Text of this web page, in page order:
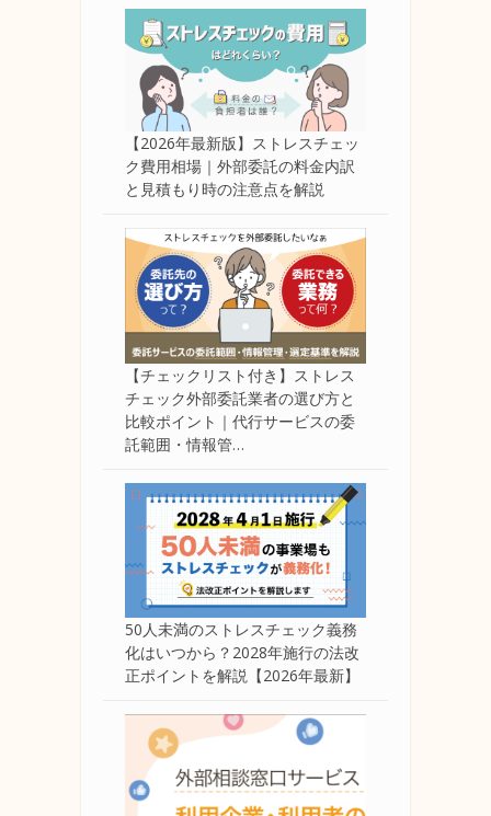
【2026年最新版】ストレスチェッ
ク費用相場｜外部委託の料金内訳
と見積もり時の注意点を解説
【チェックリスト付き】ストレス
チェック外部委託業者の選び方と
比較ポイント｜代行サービスの委
託範囲・情報管…
50人未満のストレスチェック義務
化はいつから？2028年施行の法改
正ポイントを解説【2026年最新】